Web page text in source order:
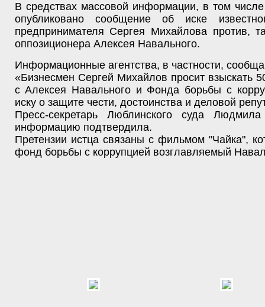
В средствах массовой информации, в том
опубликовано сообщение об иске
предпринимателя Сергея Михайлова против,
оппозиционера Алексея Навального.
Информационные агентства, в частности,
«Бизнесмен Сергей Михайлов просит взыскать
с Алексея Навального и Фонда борьбы с
иску о защите чести, достоинства и деловой
Пресс-секретарь Люблинского суда
информацию подтвердила.
Претензии истца связаны с фильмом "Чайка",
фонд борьбы с коррупцией возглавляемый